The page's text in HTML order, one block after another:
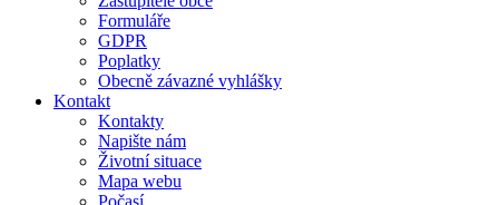
Formuláře
GDPR
Poplatky
Obecně závazné vyhlášky
Kontakt
Kontakty
Napište nám
Životní situace
Mapa webu
Počasí